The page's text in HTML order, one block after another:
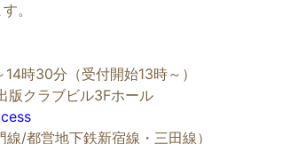
。
時30分（受付開始13時～）
版クラブビル3Fホール
/都営地下鉄新宿線・三田線）